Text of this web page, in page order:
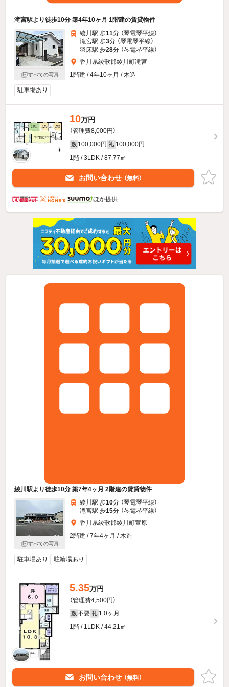
滝宮駅より徒歩10分 築4年10ヶ月 1階建の賃貸物件
すべての写真
綾川駅 歩11分 （琴電琴平線）
滝宮駅 歩3分 （琴電琴平線）
羽床駅 歩28分 （琴電琴平線）
香川県綾歌郡綾川町滝宮
1階建 / 4年10ヶ月 / 木造
駐車場あり
10万円
（管理費8,000円）
敷 100,000円 礼 100,000円
1階 / 3LDK / 87.77㎡
お問い合わせ （無料）
ほか提供
綾川駅より徒歩10分 築7年4ヶ月 2階建の賃貸物件
すべての写真
綾川駅 歩10分 （琴電琴平線）
滝宮駅 歩15分 （琴電琴平線）
香川県綾歌郡綾川町萱原
2階建 / 7年4ヶ月 / 木造
駐車場あり 駐輪場あり
5.35万円
（管理費4,500円）
敷 不要 礼 1.0ヶ月
1階 / 1LDK / 44.21㎡
お問い合わせ （無料）